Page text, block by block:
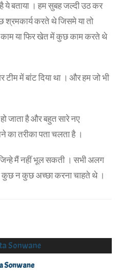
ये बताया । हम सुबह जल्दी उठ कर
करते थे जिसमे या तो
या फिर खेत में कुछ काम करते थे
में बांट दिया था । और हम जो भी
जाता है और बहुत सारे नए
तरीका पता चलता है ।
मैं नहीं भूल सकती । सभी अलग
कुछ न कुछ अच्छा करना चाहते थे ।
Sonwane